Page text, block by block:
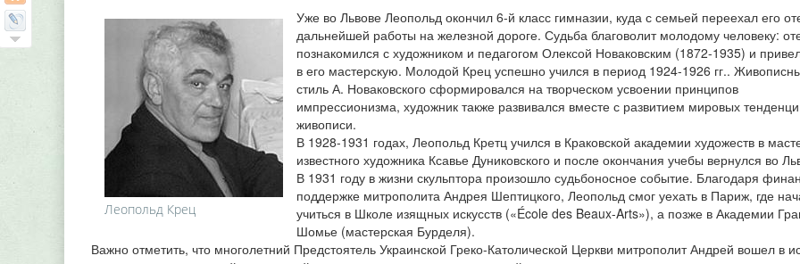
Леопольд Крец
Уже во Львове Леопольд окончил 6-й класс гимназии, куда с семьей переехал его
дальнейшей работы на железной дороге. Судьба благоволит молодому человеку:
познакомился с художником и педагогом Олексой Новаковским (1872-1935) и
в его мастерскую. Молодой Крец успешно учился в период 1924-1926 гг..
стиль А. Новаковского сформировался на творческом усвоении принципов
импрессионизма, художник также развивался вместе с развитием мировых
живописи.
В 1928-1931 годах, Леопольд Кретц учился в Краковской академии художеств в
известного художника Ксавье Дуниковского и после окончания учебы вернулся во
В 1931 году в жизни скульптора произошло судьбоносное событие. Благодаря
поддержке митрополита Андрея Шептицкого, Леопольд смог уехать в Париж, где
учиться в Школе изящных искусств («École des Beaux-Arts»), а позже в Академии
Шомье (мастерская Бурделя).
Важно отметить, что многолетний Предстоятель Украинской Греко-Католической Церкви митрополит Андрей вошел в